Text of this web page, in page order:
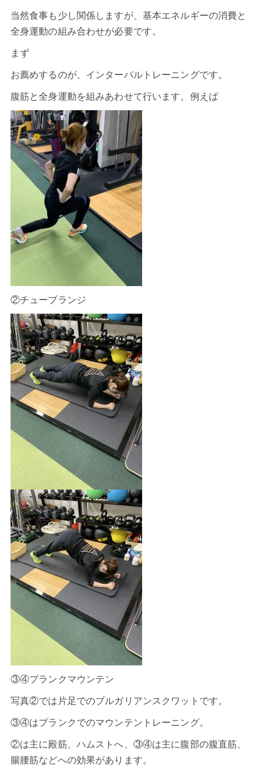
当然食事も少し関係しますが、基本エネルギーの消費と
全身運動の組み合わせが必要です。
まず
お薦めするのが、 インターバルトレーニングです。
腹筋と全身運動を組みあわせて行います。例えば
②チューブランジ
③④プランクマウンテン
写真②では片足でのブルガリアンスクワットです。
③④はプランクでのマウンテントレーニング。
②は主に殿筋、ハムストへ、③④は主に腹部の腹直筋、
腸腰筋などへの効果があります。